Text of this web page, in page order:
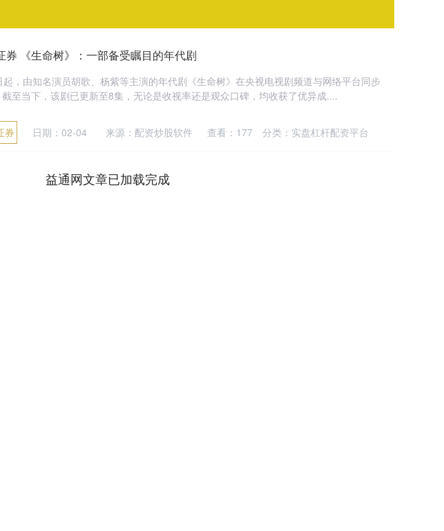
券 《生命树》：一部备受瞩目的年代剧
起，由知名演员胡歌、杨紫等主演的年代剧《生命树》在央视电视剧频道与网络平台同步
至当下，该剧已更新至8集，无论是收视率还是观众口碑，均收获了优异成....
券 日期：02-04 来源：配资炒股软件 查看： 177 分类： 实盘杠杆配资平台
益通网文章已加载完成